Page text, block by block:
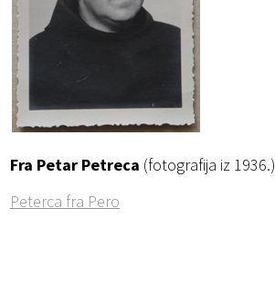
Fra Petar Petreca (fotografija iz 1936.)
Peterca fra Pero